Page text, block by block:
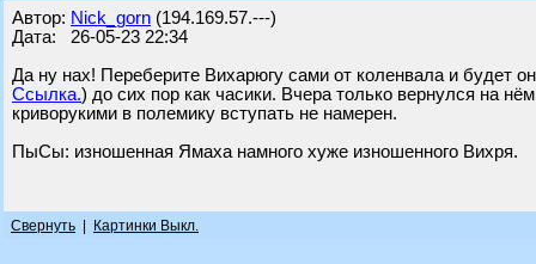
Автор: Nick_gorn (194.169.57.---)
Дата: 26-05-23 22:34
Да ну нах! Переберите Вихарюгу сами от коленвала и будет
Ссылка.) до сих пор как часики. Вчера только вернулся на
криворукими в полемику вступать не намерен.
ПыСы: изношенная Ямаха намного хуже изношенного Вихря.
Свернуть Картинки Выкл.